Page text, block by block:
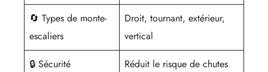
🔄 Types de monte-
escaliers
Droit, tournant, extérieur,
vertical
🔒 Sécurité Réduit le risque de chutes